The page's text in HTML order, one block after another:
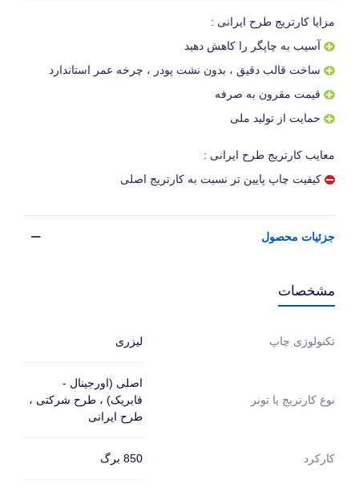
مزایا کارتریج طرح ایرانی :
آسیب به چاپگر را کاهش دهید
ساخت قالب دقیق ، بدون نشت پودر ، چرخه عمر استاندارد
قیمت مقرون به صرفه
حمایت از تولید ملی
معایب کارتریج طرح ایرانی :
کیفیت چاپ پایین تر نسبت به کارتریج اصلی
جزئیات محصول
مشخصات
تکنولوژی چاپ لیزری
نوع کارتریج یا تونر
اصلی (اورجینال -
فابریک) ، طرح شرکتی ،
طرح ایرانی
کارکرد 850 برگ